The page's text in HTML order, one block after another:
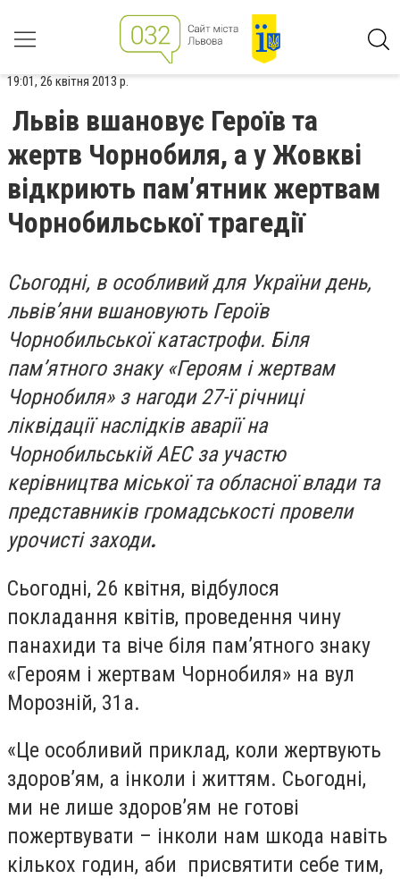
19:01, 26 квітня 2013 р.
Львів вшановує Героїв та
жертв Чорнобиля, а у Жовкві
відкриють пам’ятник жертвам
Чорнобильської трагедії
Сьогодні, в особливий для України день,
львів’яни вшановують Героїв
Чорнобильської катастрофи. Біля
пам’ятного знаку «Героям і жертвам
Чорнобиля» з нагоди 27-ї річниці
ліквідації наслідків аварії на
Чорнобильській АЕС за участю
керівництва міської та обласної влади та
представників громадськості провели
урочисті заходи.
Сьогодні, 26 квітня, відбулося
покладання квітів, проведення чину
панахиди та віче біля пам’ятного знаку
«Героям і жертвам Чорнобиля» на вул
Морозній, 31а.
«Це особливий приклад, коли жертвують
здоров’ям, а інколи і життям. Сьогодні,
ми не лише здоров’ям не готові
пожертвувати – інколи нам шкода навіть
кількох годин, аби присвятити себе тим,